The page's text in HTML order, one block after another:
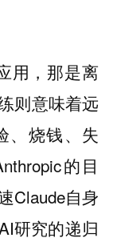
用，那是离
则意味着远
、烧钱、失
的目
Claude自身
研究的递归